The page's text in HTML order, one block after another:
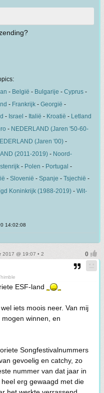
- België - Bulgarije - Cyprus -
- Frankrijk - Georgië -
- Israel - Italië - Kroatië - Letland
- NEDERLAND (Jaren '50-60-
(Jaren '00) -
(2011-2019) - Noord-
- Polen - Portugal -
- Slovenië - Spanje - Tsjechië -
Koninkrijk (1988-2019) - Wit-
14:02:08
2017 @ 19:07 • 2
ESF-land
iets moois neer. Van mij
winnen, en
Songfestivalnummers
gevoelig en catchy, zo
nummer van dat jaar in
erg gewaagd met die